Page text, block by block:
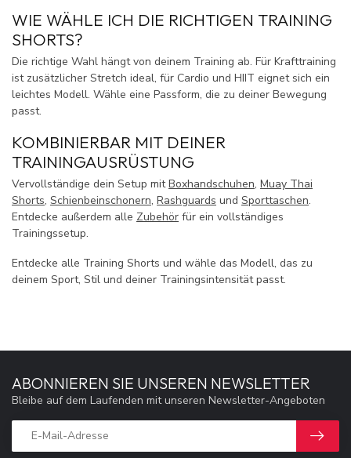
WIE WÄHLE ICH DIE RICHTIGEN TRAINING
SHORTS?
Die richtige Wahl hängt von deinem Training ab. Für Krafttraining
ist zusätzlicher Stretch ideal, für Cardio und HIIT eignet sich ein
leichtes Modell. Wähle eine Passform, die zu deiner Bewegung
passt.
KOMBINIERBAR MIT DEINER
TRAININGAUSRÜSTUNG
Vervollständige dein Setup mitBoxhandschuhen, Muay Thai
Shorts, Schienbeinschonern, Rashguards und Sporttaschen.
Entdecke außerdem alle Zubehör für ein vollständiges
Trainingssetup.
Entdecke alle Training Shorts und wähle das Modell, das zu
deinem Sport, Stil und deiner Trainingsintensität passt.
ABONNIEREN SIE UNSEREN NEWSLETTER
Bleibe auf dem Laufenden mit unseren Newsletter-Angeboten